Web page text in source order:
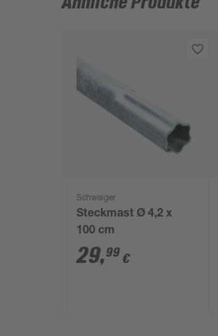
Schwaiger
Steckmast Ø 4,2 x
100 cm
29,99 €